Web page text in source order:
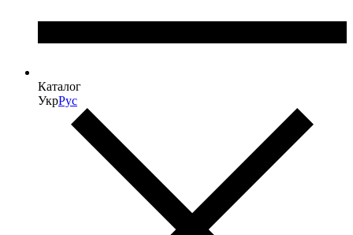
Каталог
УкрРус